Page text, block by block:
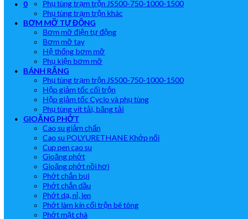
0
Phụ tùng trạm trộn JS500-750-1000-1500
Phụ tùng trạm trộn khác
BƠM MỠ TỰ ĐỘNG
Bơm mỡ điện tự động
Bơm mỡ tay
Hệ thống bơm mỡ
Phụ kiện bơm mỡ
BÁNH RĂNG
Phụ tùng trạm trộn JS500-750-1000-1500
Hộp giảm tốc cối trộn
Hộp giảm tốc Cyclo và phụ tùng
Phụ tùng vít tải, băng tải
GIOĂNG PHỚT
Cao su giảm chấn
Cao su POLYURETHANE Khớp nối
Cup pen cao su
Gioăng phớt
Gioăng phớt nồi hơi
Phớt chắn bụi
Phớt chắn dầu
Phớt dạ, nỉ, len
Phớt làm kín cối trộn bê tông
Phớt mặt chà